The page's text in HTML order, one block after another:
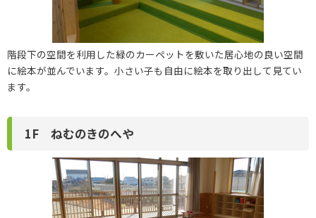
階段下の空間を利用した緑のカーペットを敷いた居心地の良い空間
に絵本が並んでいます。小さい子も自由に絵本を取り出して見てい
ます。
1F ねむのきのへや